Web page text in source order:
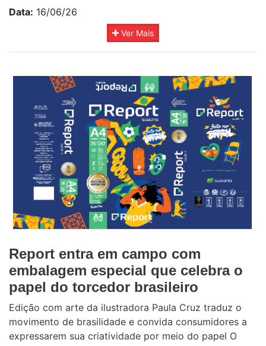
Data: 16/06/26
Ver Mais
Report entra em campo com
embalagem especial que celebra o
papel do torcedor brasileiro
Edição com arte da ilustradora Paula Cruz traduz o
movimento de brasilidade e convida consumidores a
expressarem sua criatividade por meio do papel O